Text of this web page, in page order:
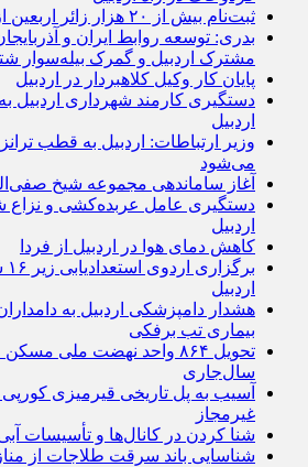
ثبت‌نام بیش از ۲۰ هزار زائر اربعین از اردبیل
بدری: توسعه روابط ایران و
مشترک اردبیل و گمرک بیله‌سوار
پایان کار وکیل کلاهبردار در اردبیل
دستگیری کارمند شهرداری اردبیل
اردبیل
وزیر ارتباطات: اردبیل به قطب
می‌شود
آغاز ساماندهی مجموعه شیخ
دستگیری عامل عربده‌کشی و نزاع
اردبیل
کاهش دمای هوا در اردبیل از فردا
اردبیل
هشدار دامپزشکی اردبیل به
بیماری تب برفکی
تحویل ۸۶۴ واحد نهضت ملی
سال‌جاری
آسیب به پل تاریخی قیرمیزی کورپی
غیرمجاز
شنا کردن در کانال‌ها و تأسیسات
شناسایی باند سرقت طلاجات از